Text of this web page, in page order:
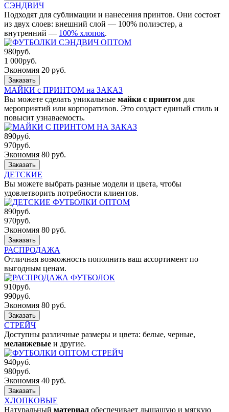
СЭНДВИЧ
Подходят для сублимации и нанесения принтов. Они состоят
из двух слоев: внешний слой — 100% полиэстер, а
внутренний — 100% хлопок.
980руб.
1 000руб.
Экономия 20 руб.
Заказать
МАЙКИ с ПРИНТОМ на ЗАКАЗ
Вы можете сделать уникальные майки с принтом для
мероприятий или корпоративов. Это создаст единый стиль и
повысит узнаваемость.
890руб.
970руб.
Экономия 80 руб.
Заказать
ДЕТСКИЕ
Вы можете выбрать разные модели и цвета, чтобы
удовлетворить потребности клиентов.
890руб.
970руб.
Экономия 80 руб.
Заказать
РАСПРОДАЖА
Отличная возможность пополнить ваш ассортимент по
выгодным ценам.
910руб.
990руб.
Экономия 80 руб.
Заказать
СТРЕЙЧ
Доступны различные размеры и цвета: белые, черные,
меланжевые и другие.
940руб.
980руб.
Экономия 40 руб.
Заказать
ХЛОПКОВЫЕ
Натуральный материал обеспечивает дышащую и мягкую